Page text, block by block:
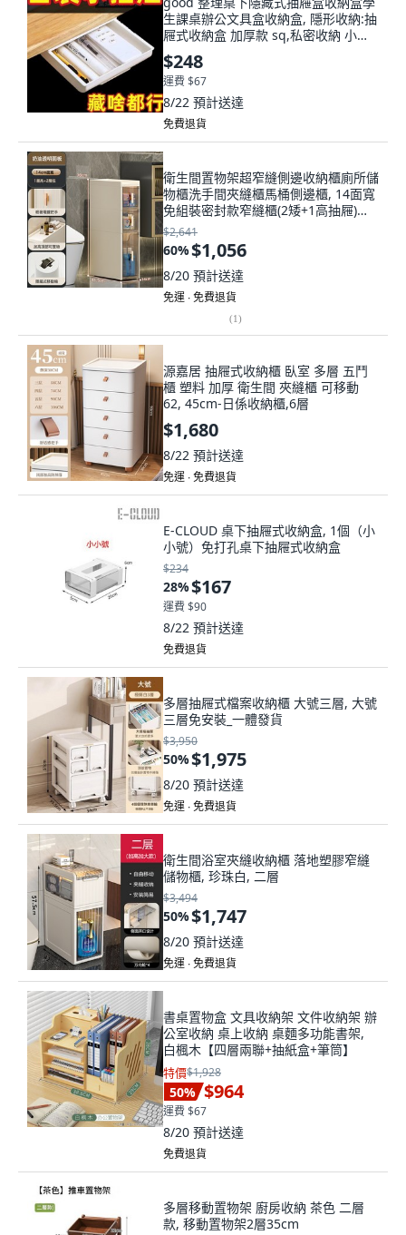
生課桌辦公文具盒收納盒, 隱形收納:抽
屜式收納盒 加厚款 sq,私密收納 小號
頂板 不帶抽屜qq
$248
運費 $67
8/22 預計送達
免費退貨
衛生間置物架超窄縫側邊收納櫃廁所儲
物櫃洗手間夾縫櫃馬桶側邊櫃, 14面寬
免組裝密封款窄縫櫃(2矮+1高抽屜)
【帶六個輪子】
$2,641
60%$1,056
8/20 預計送達
免運 ∙ 免費退貨
(1)
源嘉居 抽屜式收納櫃 臥室 多層 五鬥
櫃 塑料 加厚 衛生間 夾縫櫃 可移動
62, 45cm-日係收納櫃,6層
$1,680
8/22 預計送達
免運 ∙ 免費退貨
E-CLOUD 桌下抽屜式收納盒, 1個（小
小號）免打孔桌下抽屜式收納盒
$234
28%$167
運費 $90
8/22 預計送達
免費退貨
多層抽屜式檔案收納櫃 大號三層, 大號
三層免安裝_一體發貨
$3,950
50%$1,975
8/20 預計送達
免運 ∙ 免費退貨
衛生間浴室夾縫收納櫃 落地塑膠窄縫
儲物櫃, 珍珠白, 二層
$3,494
50%$1,747
8/20 預計送達
免運 ∙ 免費退貨
書桌置物盒 文具收納架 文件收納架 辦
公室收納 桌上收納 桌麵多功能書架,
白楓木【四層兩聯+抽紙盒+筆筒】
特價$1,928
50% $964
運費 $67
8/20 預計送達
免費退貨
多層移動置物架 廚房收納 茶色 二層
款, 移動置物架2層35cm